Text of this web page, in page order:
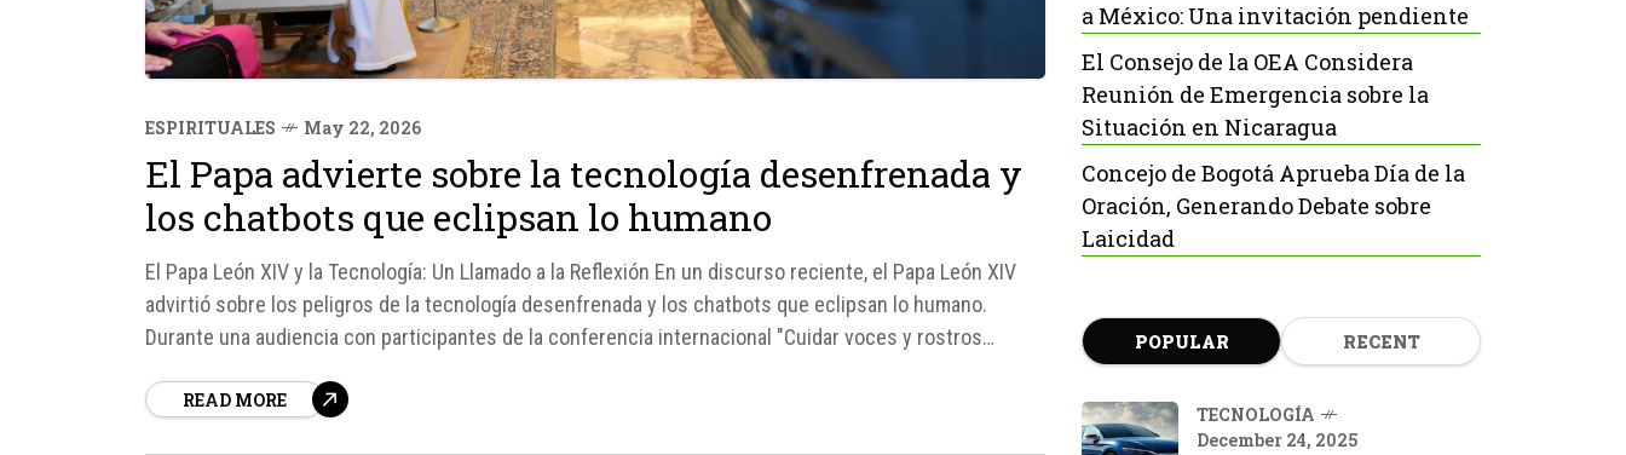
ESPIRITUALES May 22, 2026
El Papa advierte sobre la tecnología desenfrenada y
los chatbots que eclipsan lo humano
El Papa León XIV y la Tecnología: Un Llamado a la Reflexión En un discurso reciente, el Papa León XIV
advirtió sobre los peligros de la tecnología desenfrenada y los chatbots que eclipsan lo humano.
Durante una audiencia con participantes de la conferencia internacional "Cuidar voces y rostros
READ MORE
a México: Una invitación pendiente
El Consejo de la OEA Considera
Reunión de Emergencia sobre la
Situación en Nicaragua
Concejo de Bogotá Aprueba Día de la
Oración, Generando Debate sobre
Laicidad
POPULAR RECENT
TECNOLOGÍA
December 24, 2025